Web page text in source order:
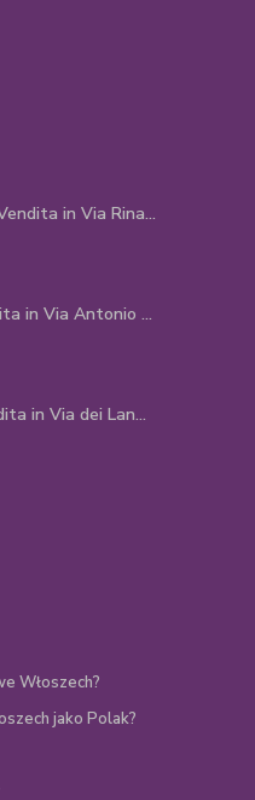
in Via Rina...
in Via Antonio ...
in Via dei Lan...
Włoszech?
jako Polak?